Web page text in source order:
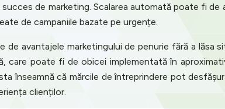
de marketing. Scalarea automată poate fi
de campaniile bazate pe urgențe.
avantajele marketingului de penurie fără a lăsa
care poate fi de obicei implementată în
înseamnă că mărcile de întreprindere pot
clienților.